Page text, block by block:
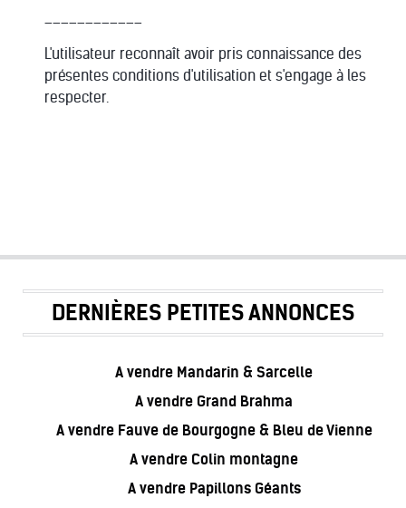
L'utilisateur reconnaît avoir pris connaissance des
présentes conditions d'utilisation et s'engage à les
respecter.
DERNIÈRES PETITES ANNONCES
A vendre Mandarin & Sarcelle
A vendre Grand Brahma
A vendre Fauve de Bourgogne & Bleu de Vienne
A vendre Colin montagne
A vendre Papillons Géants